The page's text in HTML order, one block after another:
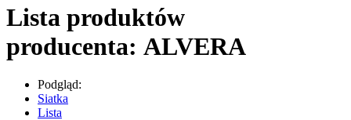
Lista produktów
producenta: ALVERA
Podgląd:
Siatka
Lista